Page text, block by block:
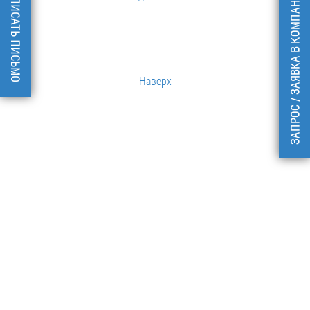
Наверх ЗАПРОС / ЗАЯВКА В КОМПАНИЮ
НАПИСАТЬ ПИСЬМО